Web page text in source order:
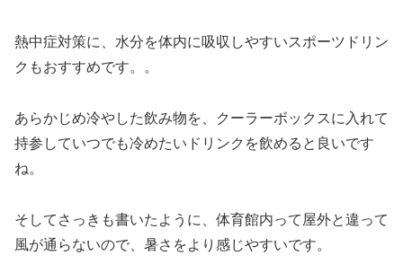
熱中症対策に、水分を体内に吸収しやすいスポーツドリン
クもおすすめです。。
あらかじめ冷やした飲み物を、クーラーボックスに入れて
持参していつでも冷めたいドリンクを飲めると良いです
ね。
そしてさっきも書いたように、体育館内って屋外と違って
風が通らないので、暑さをより感じやすいです。